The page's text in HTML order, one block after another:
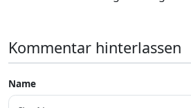
Kommentar hinterlassen
Name